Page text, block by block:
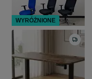
WYRÓŻNIONE